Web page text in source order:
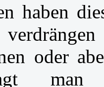
haben
oder